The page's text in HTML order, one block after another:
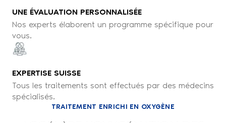
UNE ÉVALUATION PERSONNALISÉE
Nos experts élaborent un programme spécifique pour
vous.
EXPERTISE SUISSE
Tous les traitements sont effectués par des médecins
spécialisés.
TRAITEMENT ENRICHI EN OXYGÈNE